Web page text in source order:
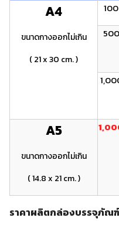
A4
ขนาดกางออกไม่เกิน
( 21 x 30 cm. )
A5
ขนาดกางออกไม่เกิน
( 14.8 x 21 cm. )
ราคาผลิตกล่องบรรจุภัณ